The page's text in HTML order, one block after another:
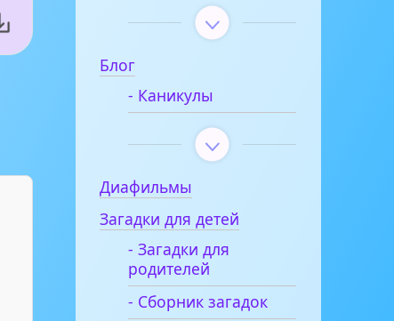
Блог
- Каникулы
Диафильмы
Загадки для детей
- Загадки для
родителей
- Сборник загадок